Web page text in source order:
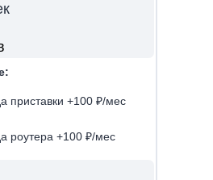
приставки +100 ₽/мес
роутера +100 ₽/мес
приставки +100 ₽/мес
роутера +100 ₽/мес